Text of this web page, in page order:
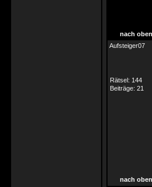
nach oben
Aufsteiger07
Rätsel: 144
Beiträge: 21
nach oben